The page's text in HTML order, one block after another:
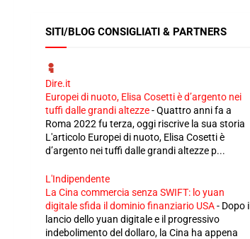
SITI/BLOG CONSIGLIATI & PARTNERS
Dire.it
Europei di nuoto, Elisa Cosetti è d’argento nei
tuffi dalle grandi altezze-Quattro anni fa a
Roma 2022 fu terza, oggi riscrive la sua storia
L'articolo Europei di nuoto, Elisa Cosetti è
d’argento nei tuffi dalle grandi altezze p...
L'Indipendente
La Cina commercia senza SWIFT: lo yuan
digitale sfida il dominio finanziario USA- Dopo il
lancio dello yuan digitale e il progressivo
indebolimento del dollaro, la Cina ha appena